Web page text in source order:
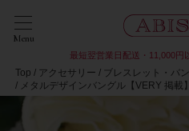
Menu
最短翌営業日配送・11,000円
Top アクセサリー
ブレスレット・バ
メタルデザインバングル【VERY 掲載】